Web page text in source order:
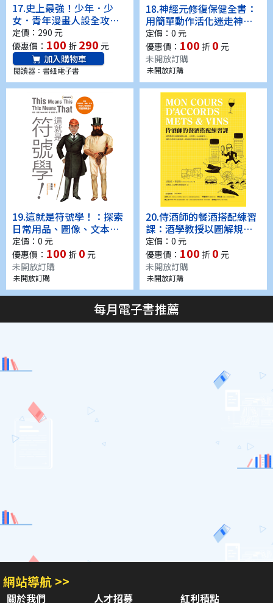
每月電子書推薦
17.史上最強！少年．少
女．青年漫畫人設全攻略
(電子書)
定價：290 元
優惠價： 100 折 290 元
加入購物車
閱讀器：書紐電子書
18.神經元修復保健全書：
用簡單動作活化迷走神
經，緩解負面情緒、疼
痛、消化不良、行動困
難、壓力症候群，促進細
胞更新(電子書)
定價：0 元
優惠價： 100 折 0 元
未開放訂購
未開放訂購
19.這就是符號學！：探索
日常用品、圖像、文本，
76個人人都能懂的符號學
概念(電子書)
定價：0 元
優惠價： 100 折 0 元
未開放訂購
未開放訂購
20.侍酒師的餐酒搭配練習
課：酒學教授以圖解規劃
10週、15堂課、100道練
習，讓你自學成為葡萄
酒、啤酒與烈酒的料理搭
配專家(電子書)
定價：0 元
優惠價： 100 折 0 元
未開放訂購
未開放訂購
網站導航 >>
關於我們 人才招募 紅利積點